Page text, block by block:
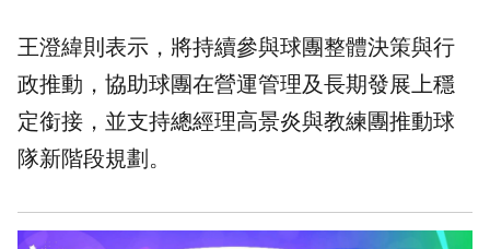
王澄緯則表示，將持續參與球團整體決策與行
政推動，協助球團在營運管理及長期發展上穩
定銜接，並支持總經理高景炎與教練團推動球
隊新階段規劃。